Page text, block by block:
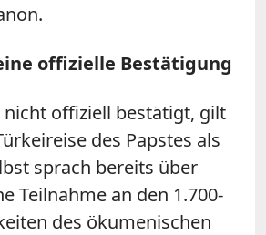
offizielle Bestätigung
offiziell bestätigt, gilt
des Papstes als
sprach bereits über
Teilnahme an den 1.700-
des ökumenischen